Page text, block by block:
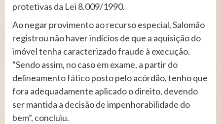
protetivas da Lei 8.009/1990.
Ao negar provimento ao recurso especial, Salomão
registrou não haver indícios de que a aquisição do
imóvel tenha caracterizado fraude à execução.
“Sendo assim, no caso em exame, a partir do
delineamento fático posto pelo acórdão, tenho que
fora adequadamente aplicado o direito, devendo
ser mantida a decisão de impenhorabilidade do
bem”, concluiu.